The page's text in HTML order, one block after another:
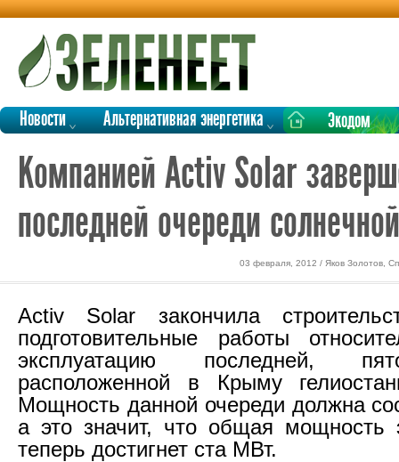
Новости Альтернативная энергетика Экодом
Компанией Activ Solar
последней очереди
03 февраля, 2012 / Яков Золотов,
Activ Solar закончила
подготовительные работы
эксплуатацию последней,
расположенной в Крыму
Мощность данной очереди должна
а это значит, что общая мощность
теперь достигнет ста МВт.